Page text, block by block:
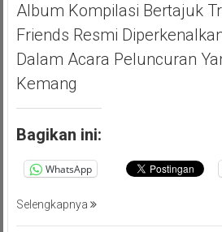
Album Kompilasi Bertajuk
Friends Resmi
Dalam Acara Peluncuran
Kemang
Bagikan ini:
WhatsApp
Selengkapnya